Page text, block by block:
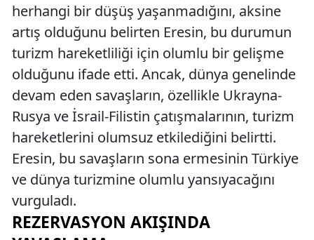
herhangi bir düşüş yaşanmadığını, aksine
artış olduğunu belirten Eresin, bu durumun
turizm hareketliliği için olumlu bir gelişme
olduğunu ifade etti. Ancak, dünya genelinde
devam eden savaşların, özellikle Ukrayna-
Rusya ve İsrail-Filistin çatışmalarının, turizm
hareketlerini olumsuz etkilediğini belirtti.
Eresin, bu savaşların sona ermesinin Türkiye
ve dünya turizmine olumlu yansıyacağını
vurguladı.
REZERVASYON AKIŞINDA